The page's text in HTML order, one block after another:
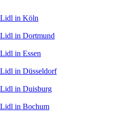
Lidl in Köln
Lidl in Dortmund
Lidl in Essen
Lidl in Düsseldorf
Lidl in Duisburg
Lidl in Bochum